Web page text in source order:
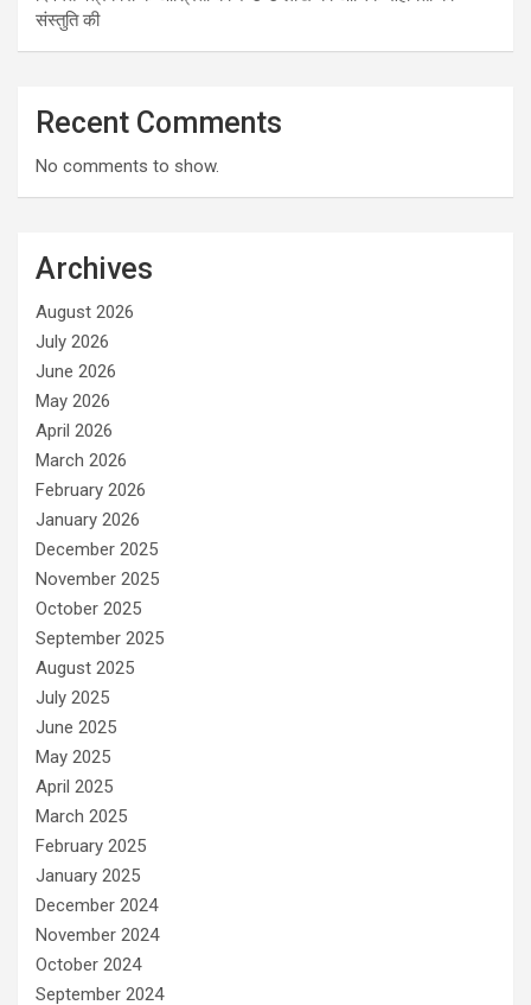
संस्तुति की
Recent Comments
No comments to show.
Archives
August 2026
July 2026
June 2026
May 2026
April 2026
March 2026
February 2026
January 2026
December 2025
November 2025
October 2025
September 2025
August 2025
July 2025
June 2025
May 2025
April 2025
March 2025
February 2025
January 2025
December 2024
November 2024
October 2024
September 2024